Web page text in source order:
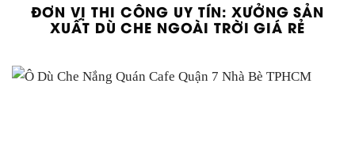
ĐƠN VỊ THI CÔNG UY TÍN: XƯỞNG SẢN
XUẤT DÙ CHE NGOÀI TRỜI GIÁ RẺ